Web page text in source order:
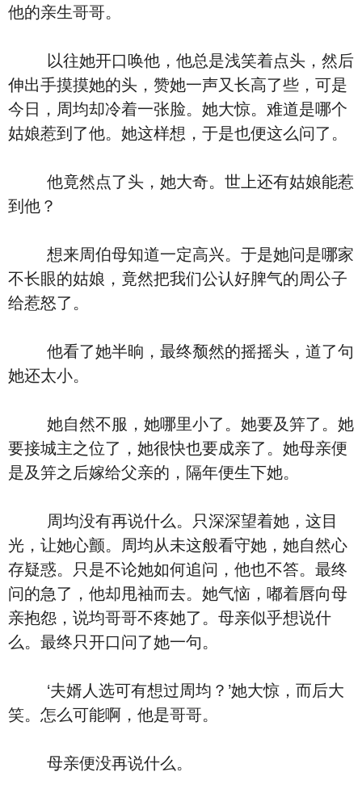
他的亲生哥哥。
以往她开口唤他，他总是浅笑着点头，然后
伸出手摸摸她的头，赞她一声又长高了些，可是
今日，周均却冷着一张脸。她大惊。难道是哪个
姑娘惹到了他。她这样想，于是也便这么问了。
他竟然点了头，她大奇。世上还有姑娘能惹
到他？
想来周伯母知道一定高兴。于是她问是哪家
不长眼的姑娘，竟然把我们公认好脾气的周公子
给惹怒了。
他看了她半晌，最终颓然的摇摇头，道了句
她还太小。
她自然不服，她哪里小了。她要及笄了。她
要接城主之位了，她很快也要成亲了。她母亲便
是及笄之后嫁给父亲的，隔年便生下她。
周均没有再说什么。只深深望着她，这目
光，让她心颤。周均从未这般看守她，她自然心
存疑惑。只是不论她如何追问，他也不答。最终
问的急了，他却甩袖而去。她气恼，嘟着唇向母
亲抱怨，说均哥哥不疼她了。母亲似乎想说什
么。最终只开口问了她一句。
‘夫婿人选可有想过周均？’她大惊，而后大
笑。怎么可能啊，他是哥哥。
母亲便没再说什么。